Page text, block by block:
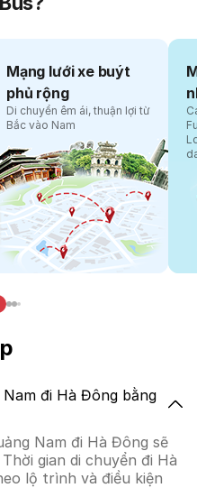
Mạng lưới xe buýt
phủ rộng
Di chuyển êm ái, thuận lợi từ
Bắc vào Nam
đi Hà Đông bằng
Nam đi Hà Đông sẽ
gian di chuyển đi Hà
lộ trình và điều kiện